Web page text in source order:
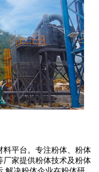
料平台。专注粉体、粉体
厂家提供粉体技术及粉体